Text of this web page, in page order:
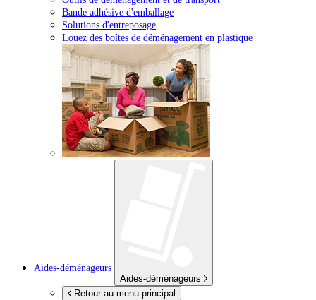
Bande adhésive d'emballage
Solutions d'entreposage
Louez des boîtes de déménagement en plastique
Aides-déménageurs
Aides-déménageurs
Retour au menu principal